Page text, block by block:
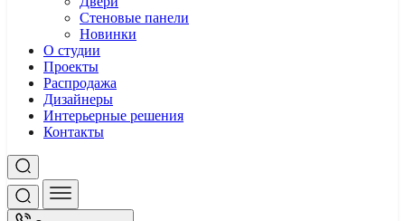
Стеновые панели
Новинки
О студии
Проекты
Распродажа
Дизайнеры
Интерьерные решения
Контакты